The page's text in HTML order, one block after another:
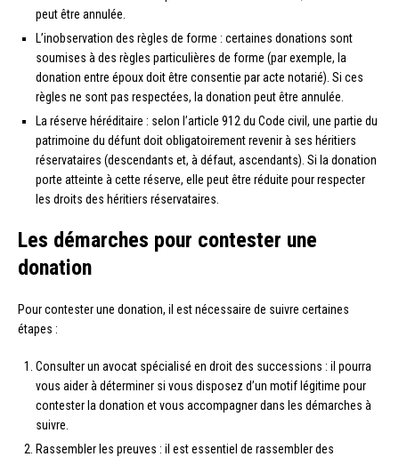
peut être annulée.
L’inobservation des règles de forme : certaines donations sont
soumises à des règles particulières de forme (par exemple, la
donation entre époux doit être consentie par acte notarié). Si ces
règles ne sont pas respectées, la donation peut être annulée.
La réserve héréditaire : selon l’article 912 du Code civil, une partie du
patrimoine du défunt doit obligatoirement revenir à ses héritiers
réservataires (descendants et, à défaut, ascendants). Si la donation
porte atteinte à cette réserve, elle peut être réduite pour respecter
les droits des héritiers réservataires.
Les démarches pour contester une
donation
Pour contester une donation, il est nécessaire de suivre certaines
étapes :
Consulter un avocat spécialisé en droit des successions : il pourra
vous aider à déterminer si vous disposez d’un motif légitime pour
contester la donation et vous accompagner dans les démarches à
suivre.
Rassembler les preuves : il est essentiel de rassembler des